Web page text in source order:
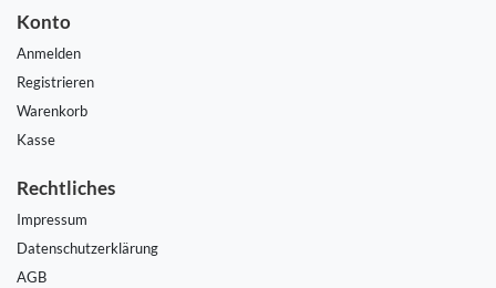
Konto
Anmelden
Registrieren
Warenkorb
Kasse
Rechtliches
Impressum
Daten­schutz­erklärung
AGB